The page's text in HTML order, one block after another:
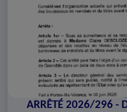
ARRÊTÉ 2026/296 -